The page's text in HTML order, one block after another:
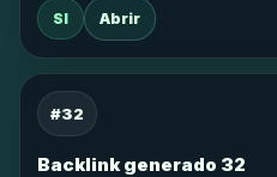
SI Abrir
#32
Backlink generado 32